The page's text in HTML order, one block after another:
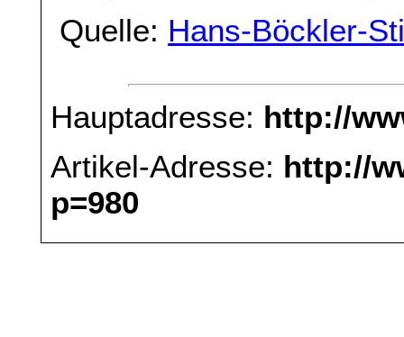
Quelle: Hans-Böckler-
Hauptadresse: http://
Artikel-Adresse: http://
p=980